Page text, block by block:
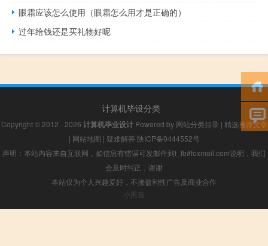
眼霜应该怎么使用（眼霜怎么用才是正确的）
过年给钱还是买礼物好呢
计算机毕设分类
Copyright © 2012 - 2026 计算机毕业设计Powered by 网站分类目录 | 精选推荐文章
| 网站地图 | 疑难解答 陕ICP备0444552号
声明：本站内容来自互联网，如信息有错误可发邮件到f_fb#foxmail.com说明，我们
会及时纠正，谢谢
本站仅为个人兴趣爱好，不接盈利性广告及商业合作
小男孩